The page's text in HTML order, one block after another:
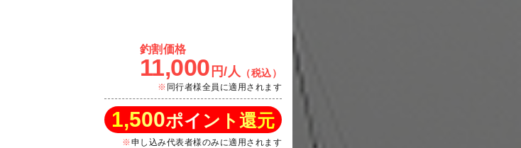
釣割価格
11,000 円/人 （税込）
同行者様全員に適用されます
1,500ポイント還元
申し込み代表者様のみに適用されます